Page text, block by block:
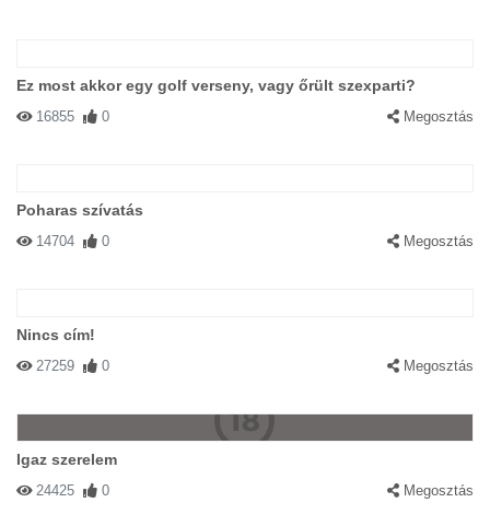
Ez most akkor egy golf verseny, vagy őrült szexparti?
16855 0 Megosztás
Poharas szívatás
14704 0 Megosztás
Nincs cím!
27259 0 Megosztás
Igaz szerelem
24425 0 Megosztás